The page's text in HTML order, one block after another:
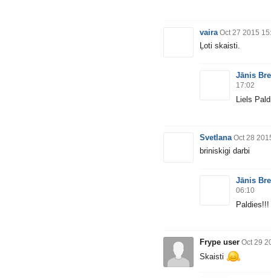
vaira Oct 27 2015
Ļoti skaisti.
Jānis
17:02
Liels
Svetlana Oct 28
briniskigi darbi
Jānis
06:10
Paldies!!!
Frype user Oct 29
Skaisti